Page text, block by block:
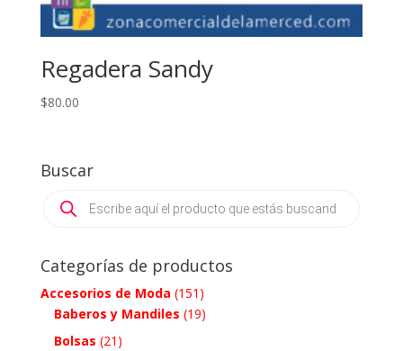
Regadera Sandy
$80.00
Buscar
search
Categorías de productos
Accesorios de Moda (151)
Baberos y Mandiles (19)
Bolsas (21)